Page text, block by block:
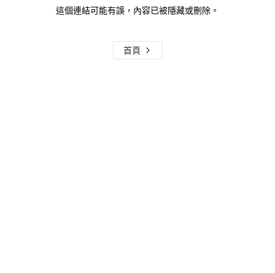
這個連結可能有誤，內容已被隱藏或刪除。
首頁